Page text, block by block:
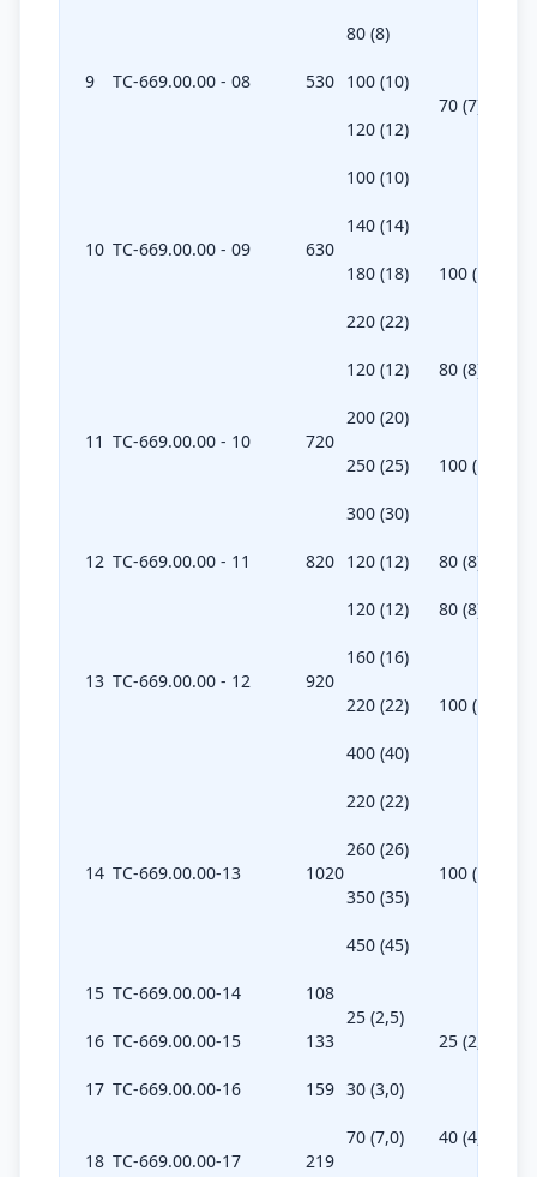
9 ТС-669.00.00 - 08 530
80 (8)
70 (7)
100 (10)
120 (12)
10 ТС-669.00.00 - 09 630
100 (10)
140 (14)
100 (10)
180 (18)
220 (22)
11 ТС-669.00.00 - 10 720
120 (12) 80 (8)
200 (20)
100 (10)
250 (25)
300 (30)
12 ТС-669.00.00 - 11 820 120 (12) 80 (8)
13 ТС-669.00.00 - 12 920
120 (12) 80 (8)
160 (16)
100 (10)
220 (22)
400 (40)
14 ТС-669.00.00-13 1020
220 (22)
100 (10)
260 (26)
350 (35)
450 (45)
15 ТС-669.00.00-14
108
25 (2,5)
25 (2,5)
16 ТС-669.00.00-15 133
17 ТС-669.00.00-16 159 30 (3,0)
18 ТС-669.00.00-17 219
70 (7,0) 40 (4,0)